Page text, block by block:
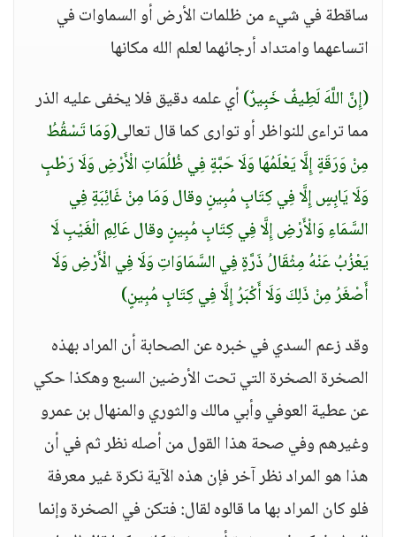
ساقطة في شيء من ظلمات الأرض أو السماوات في
اتساعهما وامتداد أرجائهما لعلم الله مكانها
(إِنَّ اللَّهَ لَطِيفٌ خَبِيرٌ)أي علمه دقيق فلا يخفى عليه الذر
مما تراءى للنواظر أو توارى كما قال تعالى(وَمَا تَسْقُطُ
مِنْ وَرَقَةٍ إِلَّا يَعْلَمُهَا وَلَا حَبَّةٍ فِي ظُلُمَاتِ الْأَرْضِ وَلَا رَطْبٍ
وَلَا يَابِسٍ إِلَّا فِي كِتَابٍ مُبِينٍ وقال وَمَا مِنْ غَائِبَةٍ فِي
السَّمَاءِ وَالْأَرْضِ إِلَّا فِي كِتَابٍ مُبِينٍ وقال عَالِمِ الْغَيْبِ لَا
يَعْزُبُ عَنْهُ مِثْقَالُ ذَرَّةٍ فِي السَّمَاوَاتِ وَلَا فِي الْأَرْضِ وَلَا
أَصْغَرُ مِنْ ذَلِكَ وَلَا أَكْبَرُ إِلَّا فِي كِتَابٍ مُبِينٍ)
وقد زعم السدي في خبره عن الصحابة أن المراد بهذه
الصخرة الصخرة التي تحت الأرضين السبع وهكذا حكي
عن عطية العوفي وأبي مالك والثوري والمنهال بن عمرو
وغيرهم وفي صحة هذا القول من أصله نظر ثم في أن
هذا هو المراد نظر آخر فإن هذه الآية نكرة غير معرفة
فلو كان المراد بها ما قالوه لقال: فتكن في الصخرة وإنما